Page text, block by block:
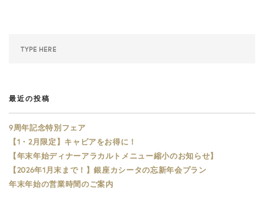
最近の投稿
9周年記念特別フェア
【1・2月限定】キャビアをお得に！
【年末年始ディナーアラカルトメニュー縮小のお知らせ】
【2026年1月末まで！】銀座カシータの忘新年会プラン
年末年始の営業時間のご案内